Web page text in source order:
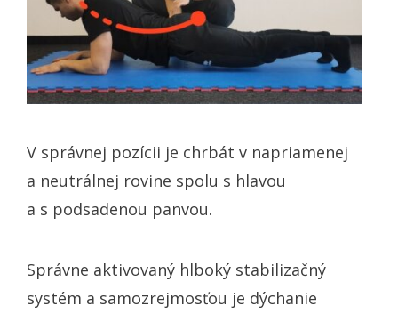
V správnej pozícii je chrbát v napriamenej
a neutrálnej rovine spolu s hlavou
a s podsadenou panvou.
Správne aktivovaný hlboký stabilizačný
systém a samozrejmosťou je dýchanie